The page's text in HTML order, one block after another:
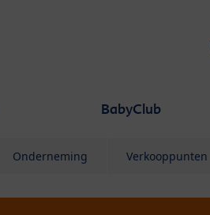
BabyClub
Onderneming Verkooppunten